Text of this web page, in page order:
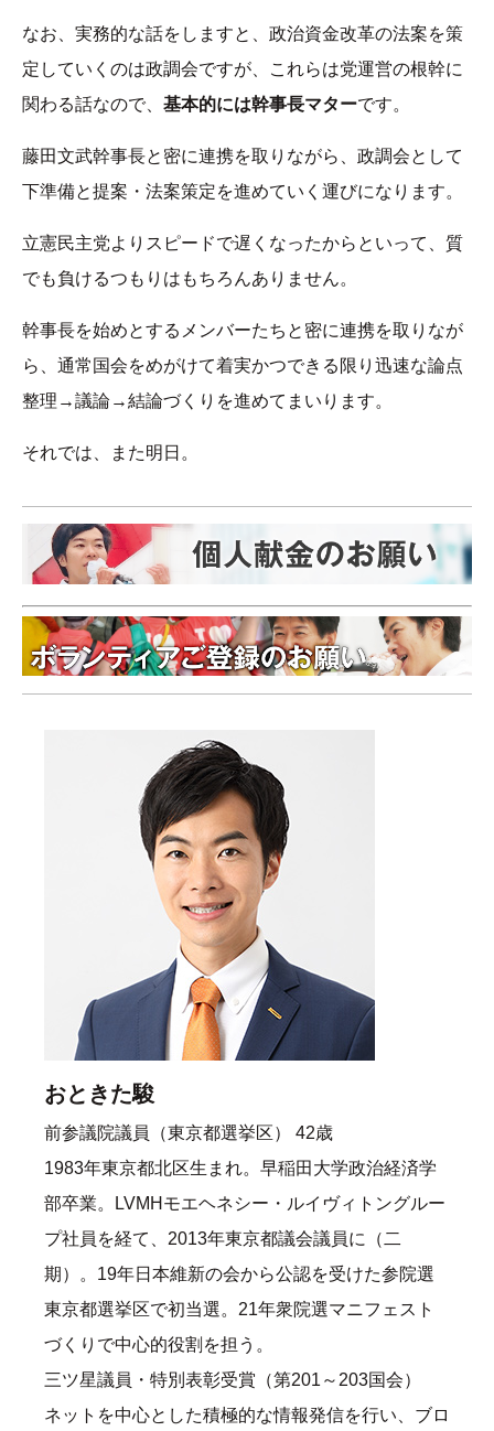
なお、実務的な話をしますと、政治資金改革の法案を策
定していくのは政調会ですが、これらは党運営の根幹に
関わる話なので、 基本的には幹事長マターです。
藤田文武幹事長と密に連携を取りながら、政調会として
下準備と提案・法案策定を進めていく運びになります。
立憲民主党よりスピードで遅くなったからといって、質
でも負けるつもりはもちろんありません。
幹事長を始めとするメンバーたちと密に連携を取りなが
ら、通常国会をめがけて着実かつできる限り迅速な論点
整理→議論→結論づくりを進めてまいります。
それでは、また明日。
おときた駿
前参議院議員（東京都選挙区） 42歳
1983年東京都北区生まれ。早稲田大学政治経済学
部卒業。LVMHモエヘネシー・ルイヴィトングルー
プ社員を経て、2013年東京都議会議員に（二
期）。19年日本維新の会から公認を受けた参院選
東京都選挙区で初当選。21年衆院選マニフェスト
づくりで中心的役割を担う。
三ツ星議員・特別表彰受賞（第201～203国会）
ネットを中心とした積極的な情報発信を行い、ブロ